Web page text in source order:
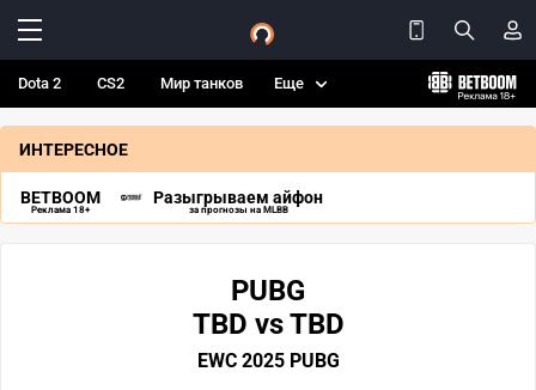
Dota 2 CS2 Мир танков Еще
ИНТЕРЕСНОЕ
BETBOOM
Реклама 18+
Разыгрываем айфон
за прогнозы на MLBB
PUBG
TBD vs TBD
EWC 2025 PUBG